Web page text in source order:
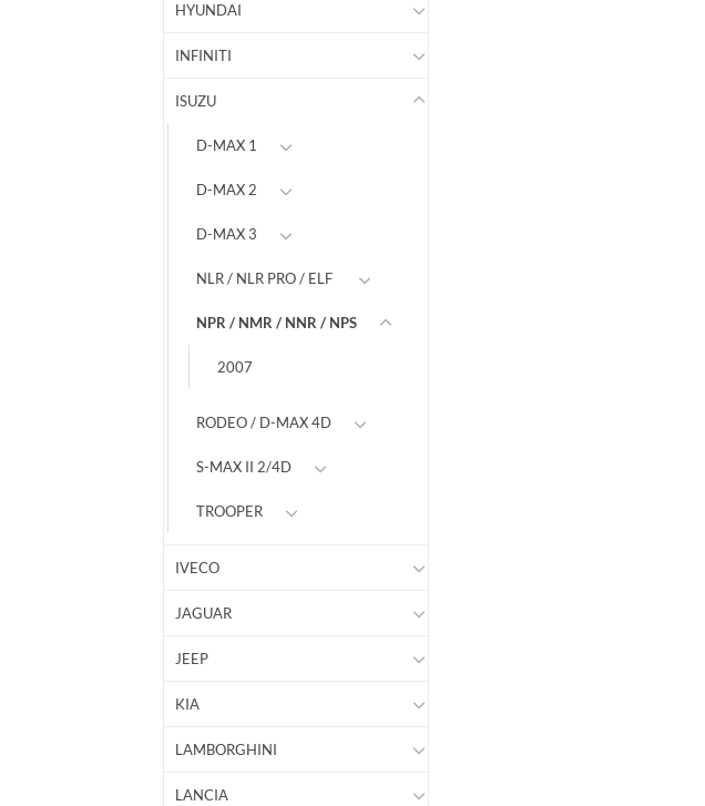
HYUNDAI
INFINITI
ISUZU
D-MAX 1
D-MAX 2
D-MAX 3
NLR / NLR PRO / ELF
NPR / NMR / NNR / NPS
2007
RODEO / D-MAX 4D
S-MAX II 2/4D
TROOPER
IVECO
JAGUAR
JEEP
KIA
LAMBORGHINI
LANCIA